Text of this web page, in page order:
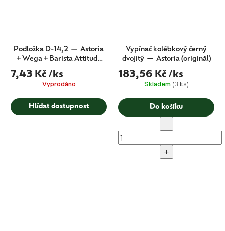
Podložka D-14,2 — Astoria
+ Wega + Barista Attitude
(CMA originál)
7,43 Kč /ks
Vyprodáno
Hlídat dostupnost
Vypínač kolébkový černý
dvojitý — Astoria (originál)
183,56 Kč /ks
Skladem (3 ks)
Do košíku
−
+